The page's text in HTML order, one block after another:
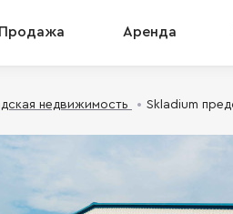
Продажа Аренда
недвижимость Skladium